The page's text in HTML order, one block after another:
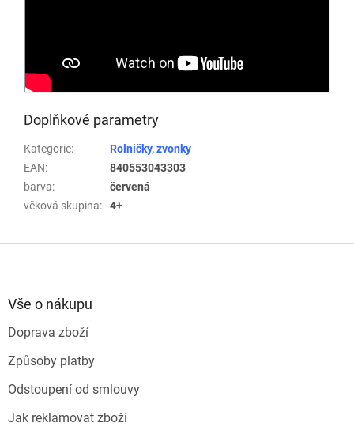
Doplňkové parametry
Kategorie:
Rolničky, zvonky
EAN:
840553043303
barva:
červená
věková skupina: 4+
Vše o nákupu
Doprava zboží
Způsoby platby
Odstoupení od smlouvy
Jak reklamovat zboží